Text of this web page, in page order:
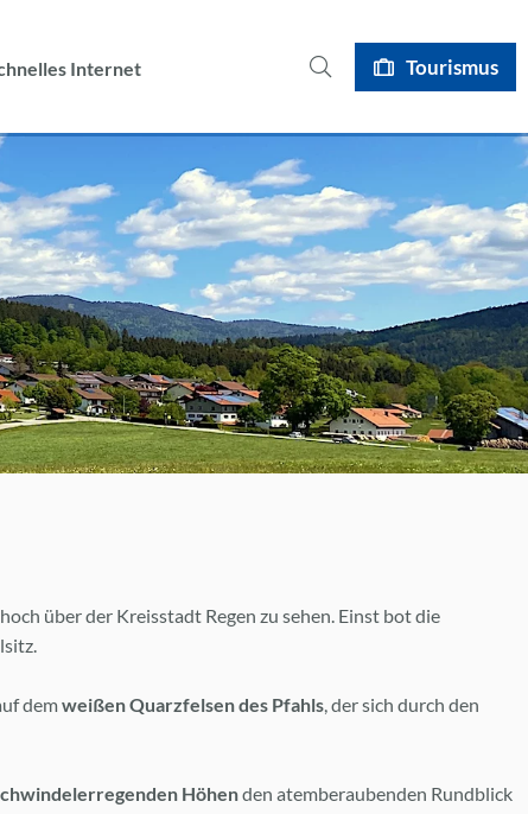
Internet Tourismus
hoch über der Kreisstadt Regen zu sehen. Einst bot die
demweißen Quarzfelsen des Pfahls , der sich durch den
Höhenden atemberaubenden Rundblick